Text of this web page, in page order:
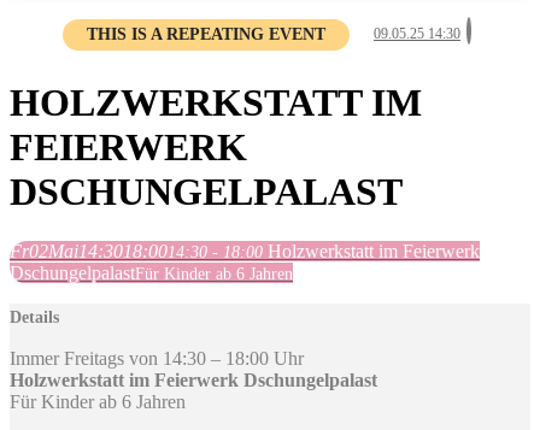
THIS IS A REPEATING EVENT 09.05.25 14:30
HOLZWERKSTATT IM
FEIERWERK
DSCHUNGELPALAST
Fr02Mai14:3018:0014:30 - 18:00 Holzwerkstatt im Feierwerk
DschungelpalastFür Kinder ab 6 Jahren
Details
Immer Freitags von 14:30 – 18:00 Uhr
Holzwerkstatt im Feierwerk Dschungelpalast
Für Kinder ab 6 Jahren